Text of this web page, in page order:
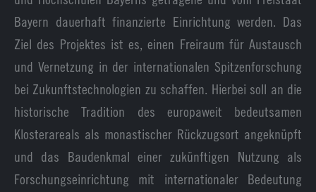
Bayern dauerhaft finanzierte Einrichtung werden. Das
Ziel des Projektes ist es, einen Freiraum für Austausch
und Vernetzung in der internationalen Spitzenforschung
bei Zukunftstechnologien zu schaffen. Hierbei soll an die
historische Tradition des europaweit bedeutsamen
Klosterareals als monastischer Rückzugsort angeknüpft
und das Baudenkmal einer zukünftigen Nutzung als
Forschungseinrichtung mit internationaler Bedeutung